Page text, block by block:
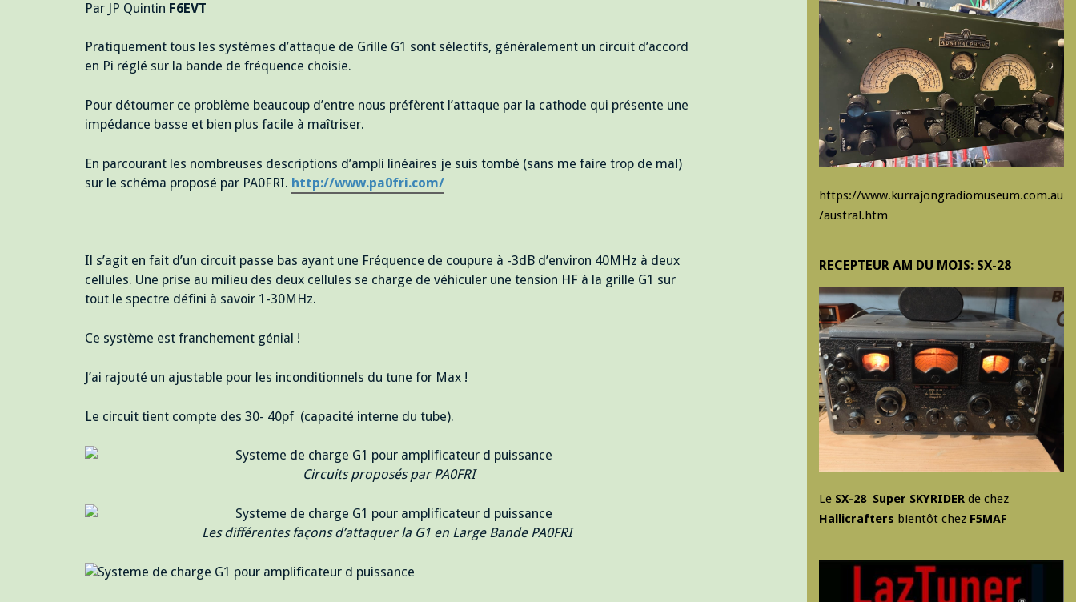
Par JP Quintin F6EVT
Pratiquement tous les systèmes d’attaque de Grille G1 sont sélectifs, généralement un circuit d’accord
en Pi réglé sur la bande de fréquence choisie.
Pour détourner ce problème beaucoup d’entre nous préfèrent l’attaque par la cathode qui présente une
impédance basse et bien plus facile à maîtriser.
En parcourant les nombreuses descriptions d’ampli linéaires je suis tombé (sans me faire trop de mal)
sur le schéma proposé par PA0FRI. http://www.pa0fri.com/
Il s’agit en fait d’un circuit passe bas ayant une Fréquence de coupure à -3dB d’environ 40MHz à deux
cellules. Une prise au milieu des deux cellules se charge de véhiculer une tension HF à la grille G1 sur
tout le spectre défini à savoir 1-30MHz.
Ce système est franchement génial !
J’ai rajouté un ajustable pour les inconditionnels du tune for Max !
Le circuit tient compte des 30- 40pf (capacité interne du tube).
Circuits proposés par PA0FRI
Les différentes façons d’attaquer la G1 en Large Bande PA0FRI
https://www.kurrajongradiomuseum.com.au
/austral.htm
RECEPTEUR AM DU MOIS: SX-28
Le SX-28 Super SKYRIDER de chez
Hallicrafters bientôt chez F5MAF